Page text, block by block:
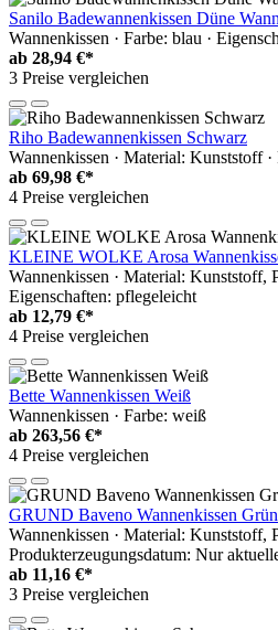
Sanilo Badewannenkissen Düne
Wannenkissen · Farbe: blau ·
ab 28,94 €*
3 Preise vergleichen
Riho Badewannenkissen Schwarz
Wannenkissen · Material: Kunststoff
ab 69,98 €*
4 Preise vergleichen
KLEINE WOLKE Arosa
Wannenkissen · Material: Kunststoff,
Eigenschaften: pflegeleicht
ab 12,79 €*
4 Preise vergleichen
Bette Wannenkissen Weiß
Wannenkissen · Farbe: weiß
ab 263,56 €*
4 Preise vergleichen
GRUND Baveno Wannenkissen Grün
Wannenkissen · Material: Kunststoff,
Produkterzeugungsdatum: Nur
ab 11,16 €*
3 Preise vergleichen